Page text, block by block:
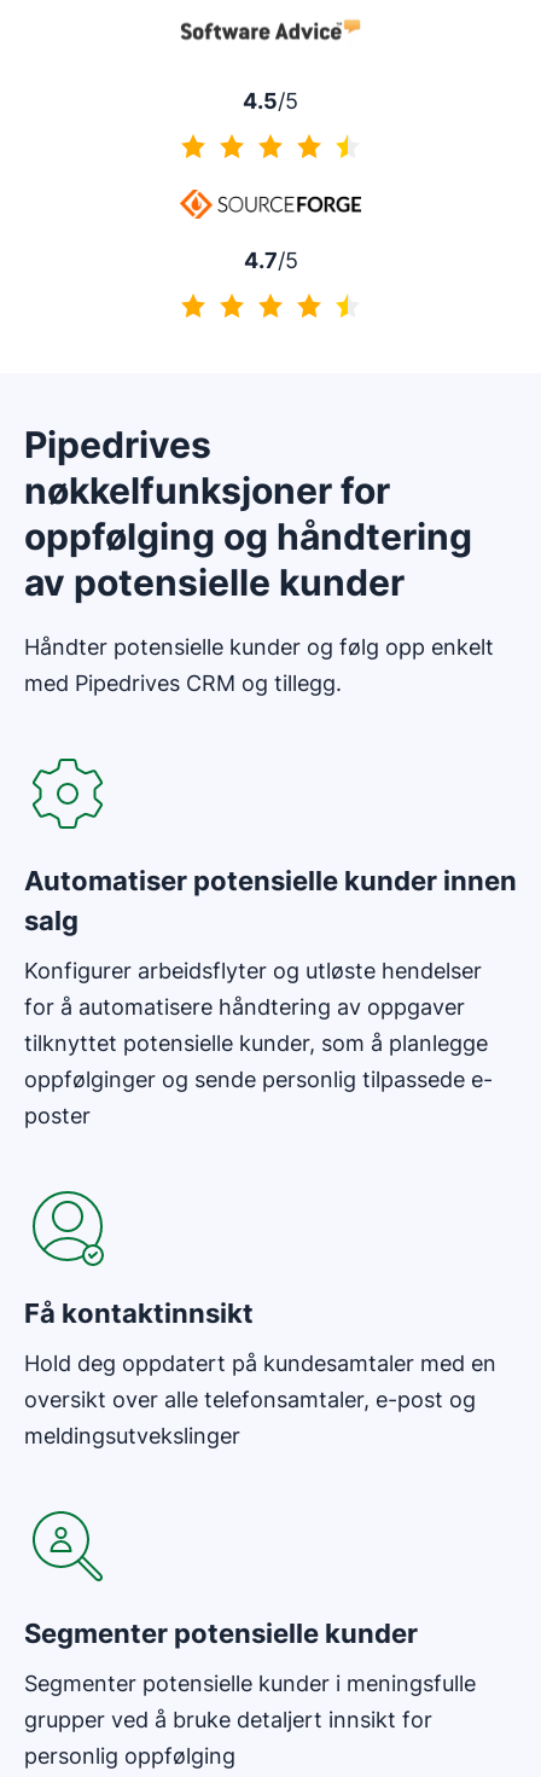
4.5/5
4.7/5
Pipedrives
nøkkelfunksjoner for
oppfølging og håndtering
av potensielle kunder
Håndter potensielle kunder og følg opp enkelt
med Pipedrives CRM og tillegg.
Automatiser potensielle kunder innen
salg
Konfigurer arbeidsflyter og utløste hendelser
for å automatisere håndtering av oppgaver
tilknyttet potensielle kunder, som å planlegge
oppfølginger og sende personlig tilpassede e-
poster
Få kontaktinnsikt
Hold deg oppdatert på kundesamtaler med en
oversikt over alle telefonsamtaler, e-post og
meldingsutvekslinger
Segmenter potensielle kunder
Segmenter potensielle kunder i meningsfulle
grupper ved å bruke detaljert innsikt for
personlig oppfølging